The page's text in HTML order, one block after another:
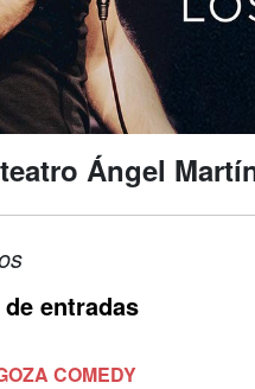
Ángel
entradas
COMEDY